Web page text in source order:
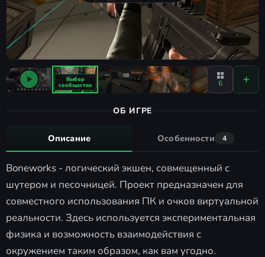
6
ОБ ИГРЕ
Описание Особенности 4
Boneworks - логический экшен, совмещенный с
шутером и песочницей. Проект предназначен для
совместного использования ПК и очков виртуальной
реальности. Здесь используется экспериментальная
физика и возможность взаимодействия с
окружением таким образом, как вам угодно.